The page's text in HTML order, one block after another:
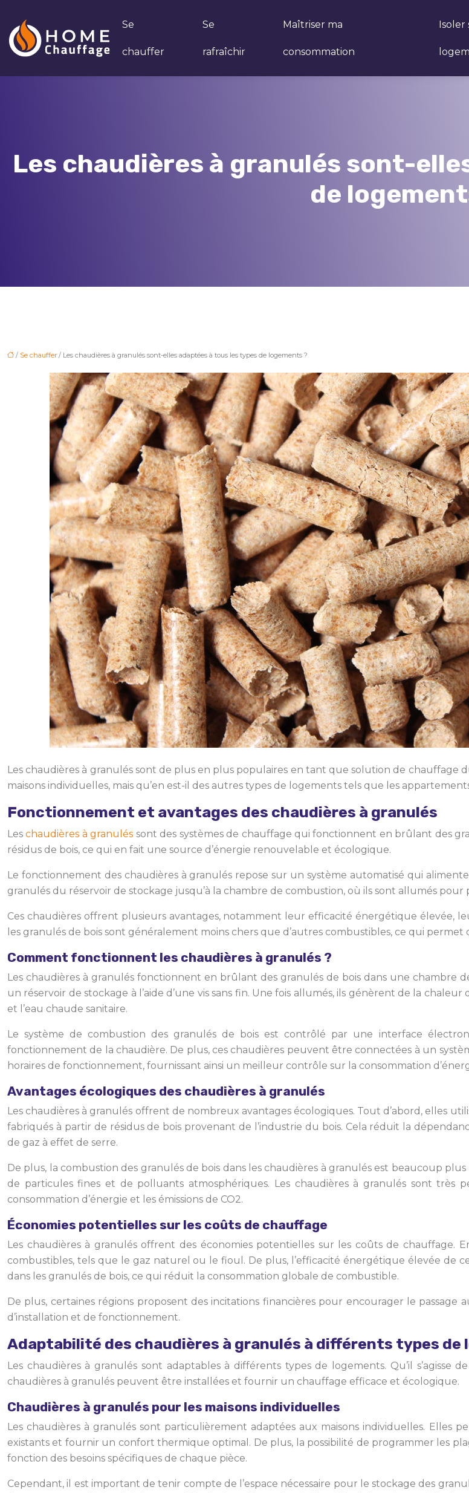
Se
chauffer
Se
rafraîchir
Maîtriser ma
consommation
Isoler
Les chaudières à granulés sont-
de
/ Se chauffer / Les chaudières à granulés sont-elles adaptées à tous les types de logements ?
Les chaudières à granulés sont de plus en plus populaires en tant que solution de chauffage
maisons individuelles, mais qu’en est-il des autres types de logements tels que les
Fonctionnement et avantages des chaudières à granulés
Leschaudières à granulés sont des systèmes de chauffage qui fonctionnent en brûlant des
résidus de bois, ce qui en fait une source d’énergie renouvelable et écologique.
Le fonctionnement des chaudières à granulés repose sur un système automatisé qui
granulés du réservoir de stockage jusqu’à la chambre de combustion, où ils sont allumés
Ces chaudières offrent plusieurs avantages, notamment leur efficacité énergétique élevée,
les granulés de bois sont généralement moins chers que d’autres combustibles, ce qui
Comment fonctionnent les chaudières à granulés ?
Les chaudières à granulés fonctionnent en brûlant des granulés de bois dans une chambre
un réservoir de stockage à l’aide d’une vis sans fin. Une fois allumés, ils génèrent de la
et l’eau chaude sanitaire.
Le système de combustion des granulés de bois est contrôlé par une interface
fonctionnement de la chaudière. De plus, ces chaudières peuvent être connectées à un
horaires de fonctionnement, fournissant ainsi un meilleur contrôle sur la consommation
Avantages écologiques des chaudières à granulés
Les chaudières à granulés offrent de nombreux avantages écologiques. Tout d’abord, elles
fabriqués à partir de résidus de bois provenant de l’industrie du bois. Cela réduit la
de gaz à effet de serre.
De plus, la combustion des granulés de bois dans les chaudières à granulés est beaucoup
de particules fines et de polluants atmosphériques. Les chaudières à granulés sont
consommation d’énergie et les émissions de CO2.
Économies potentielles sur les coûts de chauffage
Les chaudières à granulés offrent des économies potentielles sur les coûts de chauffage.
combustibles, tels que le gaz naturel ou le fioul. De plus, l’efficacité énergétique élevée de
dans les granulés de bois, ce qui réduit la consommation globale de combustible.
De plus, certaines régions proposent des incitations financières pour encourager le
d’installation et de fonctionnement.
Adaptabilité des chaudières à granulés à différents types de
Les chaudières à granulés sont adaptables à différents types de logements. Qu’il s’agisse
chaudières à granulés peuvent être installées et fournir un chauffage efficace et écologique.
Chaudières à granulés pour les maisons individuelles
Les chaudières à granulés sont particulièrement adaptées aux maisons individuelles. Elles
existants et fournir un confort thermique optimal. De plus, la possibilité de programmer les
fonction des besoins spécifiques de chaque pièce.
Cependant, il est important de tenir compte de l’espace nécessaire pour le stockage des